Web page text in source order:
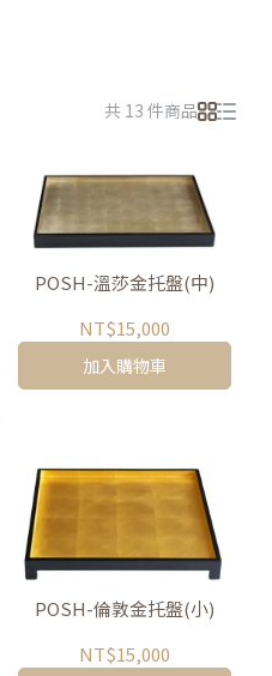
共 13 件商品
POSH-溫莎金托盤(中)
NT$15,000
加入購物車
POSH-倫敦金托盤(小)
NT$15,000